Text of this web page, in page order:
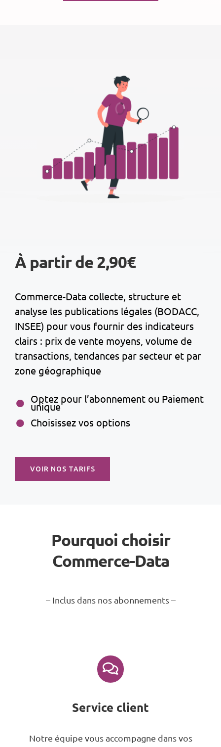
À partir de 2,90€
Commerce-Data collecte, structure et
analyse les publications légales (BODACC,
INSEE) pour vous fournir des indicateurs
clairs : prix de vente moyens, volume de
transactions, tendances par secteur et par
zone géographique
Optez pour l’abonnement ou Paiement
unique
Choisissez vos options
VOIR NOS TARIFS
Pourquoi choisir
Commerce-Data
– Inclus dans nos abonnements –
Service client
Notre équipe vous accompagne dans vos